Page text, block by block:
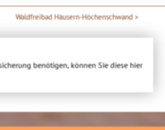
Waldfreibad Häusern-Höchenschwand
benötigen, können Sie diese hier